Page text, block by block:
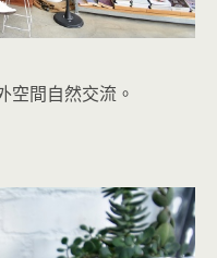
空間自然交流。